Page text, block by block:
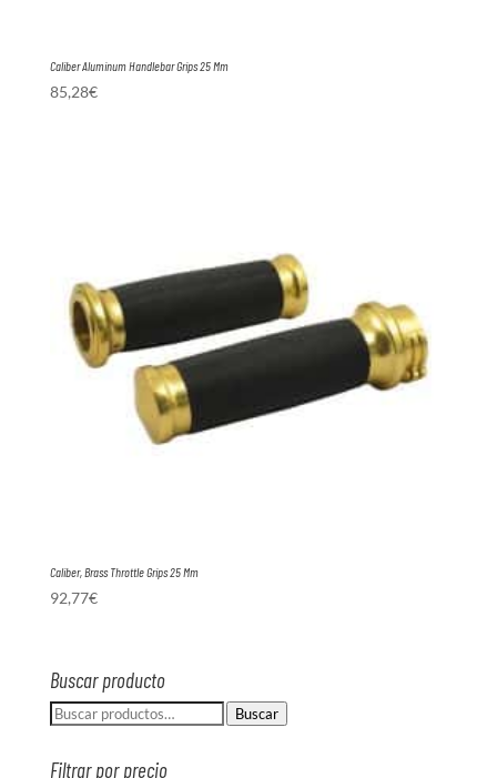
Caliber Aluminum Handlebar Grips 25 Mm
85,28€
Caliber, Brass Throttle Grips 25 Mm
92,77€
Buscar producto
Buscar
Buscar
Filtrar por precio